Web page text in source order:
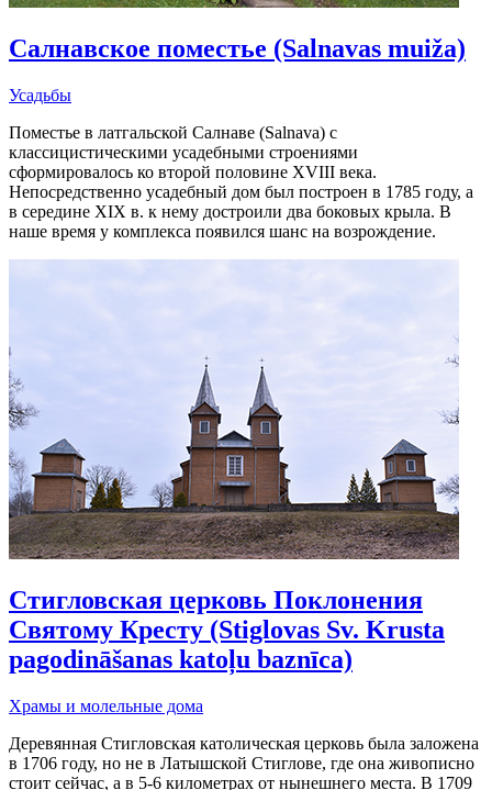
Салнавское поместье (Salnavas muiža)
Усадьбы
Поместье в латгальской Салнаве (Salnava) с
классицистическими усадебными строениями
сформировалось ко второй половине XVIII века.
Непосредственно усадебный дом был построен в 1785 году, а
в середине XIX в. к нему достроили два боковых крыла. В
наше время у комплекса появился шанс на возрождение.
Стигловская церковь Поклонения
Святому Кресту (Stiglovas Sv. Krusta
pagodināšanas katoļu baznīca)
Храмы и молельные дома
Деревянная Стигловская католическая церковь была заложена
в 1706 году, но не в Латышской Стиглове, где она живописно
стоит сейчас, а в 5-6 километрах от нынешнего места. В 1709